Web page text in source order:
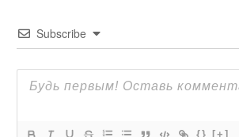
Subscribe
{} [+]